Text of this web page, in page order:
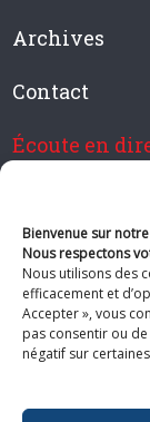
Bienvenue sur
Nous respectons
Nous utilisons des
efficacement et
Accepter », vous
pas consentir ou
négatif sur
Archives
Contact
Écoute en
Devenir